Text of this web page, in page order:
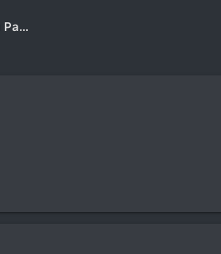
Помощь в создании роликов для Радио, ТВ, Кино!